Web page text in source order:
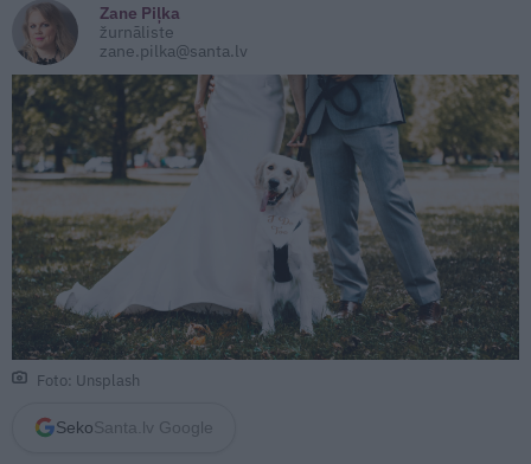
Zane Piļka
žurnāliste
zane.pilka@santa.lv
Foto: Unsplash
Seko Santa.lv Google